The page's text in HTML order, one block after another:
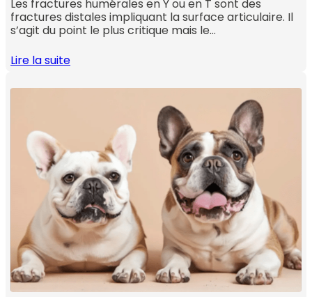
Les fractures humérales en Y ou en T sont des
fractures distales impliquant la surface articulaire. Il
s’agit du point le plus critique mais le…
Lire la suite